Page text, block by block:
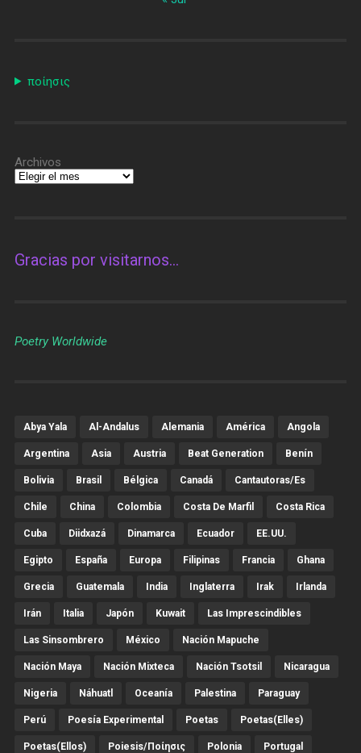
ποίησις
Archivos
Gracias por visitarnos…
Poetry Worldwide
Abya Yala Al-Andalus Alemania América Angola
Argentina Asia Austria Beat Generation Benín
Bolivia Brasil Bélgica Canadá Cantautoras/es
Chile China Colombia Costa De Marfil Costa Rica
Cuba Diidxazá Dinamarca Ecuador EE.UU.
Egipto España Europa Filipinas Francia Ghana
Grecia Guatemala India Inglaterra Irak Irlanda
Irán Italia Japón Kuwait Las Imprescindibles
Las Sinsombrero México Nación Mapuche
Nación Maya Nación Mixteca Nación Tsotsil Nicaragua
Nigeria Náhuatl Oceanía Palestina Paraguay
Perú Poesía Experimental Poetas Poetas(Elles)
Poetas(Ellos) Poiesis/ποίησις Polonia Portugal